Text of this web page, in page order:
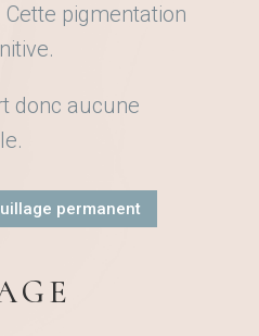
pigmentation
donc aucune
permanent